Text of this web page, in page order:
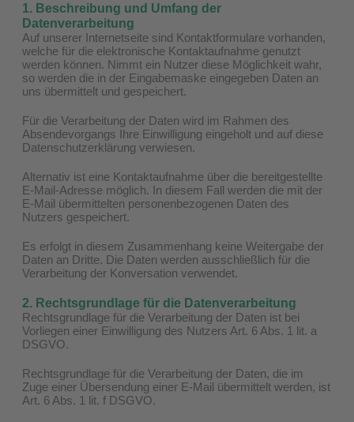
1. Beschreibung und Umfang der
Datenverarbeitung
Auf unserer Internetseite sind Kontaktformulare vorhanden,
welche für die elektronische Kontaktaufnahme genutzt
werden können. Nimmt ein Nutzer diese Möglichkeit wahr,
so werden die in der Eingabemaske eingegeben Daten an
uns übermittelt und gespeichert.
Für die Verarbeitung der Daten wird im Rahmen des
Absendevorgangs Ihre Einwilligung eingeholt und auf diese
Datenschutzerklärung verwiesen.
Alternativ ist eine Kontaktaufnahme über die bereitgestellte
E-Mail-Adresse möglich. In diesem Fall werden die mit der
E-Mail übermittelten personenbezogenen Daten des
Nutzers gespeichert.
Es erfolgt in diesem Zusammenhang keine Weitergabe der
Daten an Dritte. Die Daten werden ausschließlich für die
Verarbeitung der Konversation verwendet.
2. Rechtsgrundlage für die Datenverarbeitung
Rechtsgrundlage für die Verarbeitung der Daten ist bei
Vorliegen einer Einwilligung des Nutzers Art. 6 Abs. 1 lit. a
DSGVO.
Rechtsgrundlage für die Verarbeitung der Daten, die im
Zuge einer Übersendung einer E-Mail übermittelt werden, ist
Art. 6 Abs. 1 lit. f DSGVO.